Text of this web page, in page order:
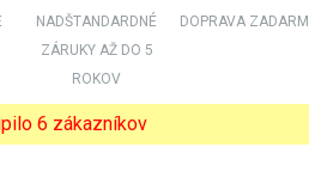
NADŠTANDARDNÉ
ZÁRUKY AŽ DO 5
ROKOV
DOPRAVA
6 zákazníkov